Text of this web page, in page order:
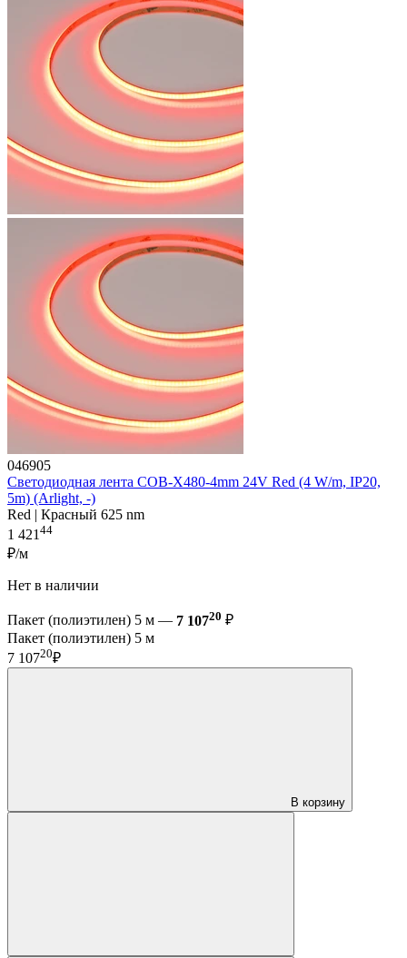
046905
Светодиодная лента COB-X480-4mm 24V Red (4 W/m, IP20,
5m) (Arlight, -)
Red | Красный 625 nm
1 42144
₽/м
Нет в наличии
Пакет (полиэтилен) 5 м — 7 10720 ₽
Пакет (полиэтилен) 5 м
7 10720₽
В корзину